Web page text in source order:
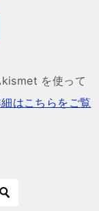
を使って
はこちらをご覧